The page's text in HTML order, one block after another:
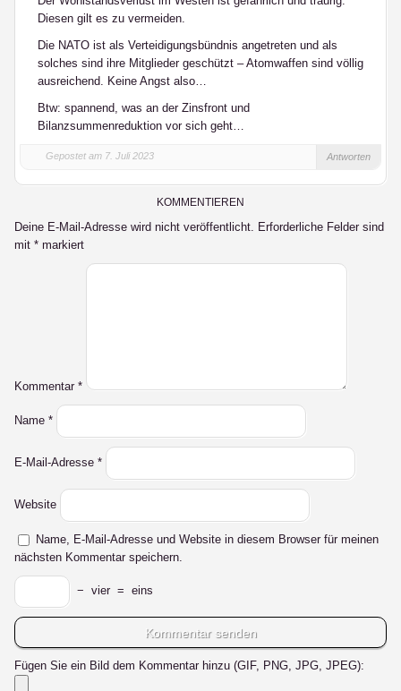
Diesen gilt es zu vermeiden.
Die NATO ist als Verteidigungsbündnis angetreten und als
solches sind ihre Mitglieder geschützt – Atomwaffen sind völlig
ausreichend. Keine Angst also…
Btw: spannend, was an der Zinsfront und
Bilanzsummenreduktion vor sich geht…
Gepostet am 7. Juli 2023 Antworten
KOMMENTIEREN
Deine E-Mail-Adresse wird nicht veröffentlicht. Erforderliche Felder sind
mit * markiert
Kommentar *
Name *
E-Mail-Adresse *
Website
Name, E-Mail-Adresse und Website in diesem Browser für meinen
nächsten Kommentar speichern.
− vier = eins
Fügen Sie ein Bild dem Kommentar hinzu (GIF, PNG, JPG, JPEG):